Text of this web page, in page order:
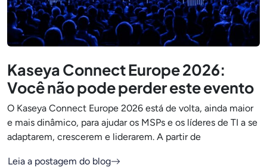
Kaseya Connect Europe 2026:
Você não pode perder este evento
O Kaseya Connect Europe 2026 está de volta, ainda maior
e mais dinâmico, para ajudar os MSPs e os líderes de TI a se
adaptarem, crescerem e liderarem. A partir de
Leia a postagem do blog